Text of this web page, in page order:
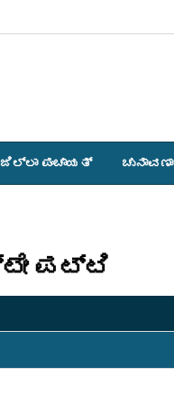
ಜಿಲ್ಲಾ ಪಂಚಾಯತ್ ಚುನಾವಣಾ
ಪಟ್ಟಿ